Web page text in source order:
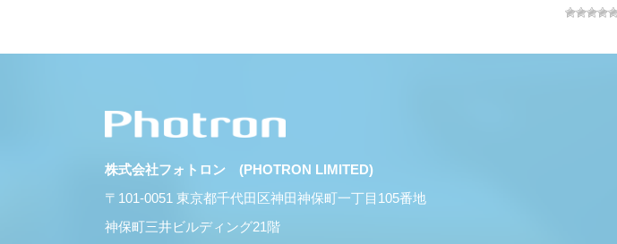
株式会社フォトロン (PHOTRON LIMITED)
〒101-0051 東京都千代田区神田神保町一丁目105番地
神保町三井ビルディング21階